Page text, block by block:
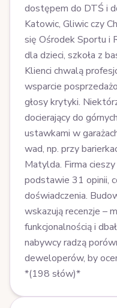
dostępem do DTŚ i
Katowic, Gliwic czy
się Ośrodek Sportu i
dla dzieci, szkoła z
Klienci chwalą
wsparcie
głosy krytyki.
docierający do
ustawkami w
wad, np. przy
Matylda. Firma
podstawie 31 opinii,
doświadczenia.
wskazują recenzje –
funkcjonalnością i
nabywcy radzą
deweloperów, by
*(198 słów)*